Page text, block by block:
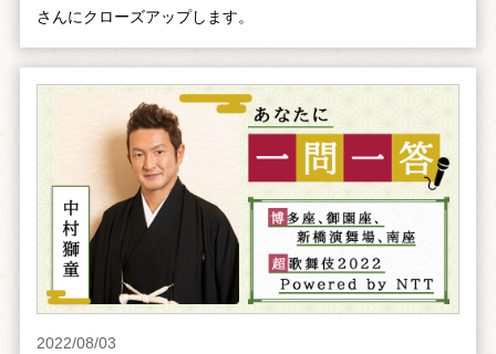
さんにクローズアップします。
2022/08/03